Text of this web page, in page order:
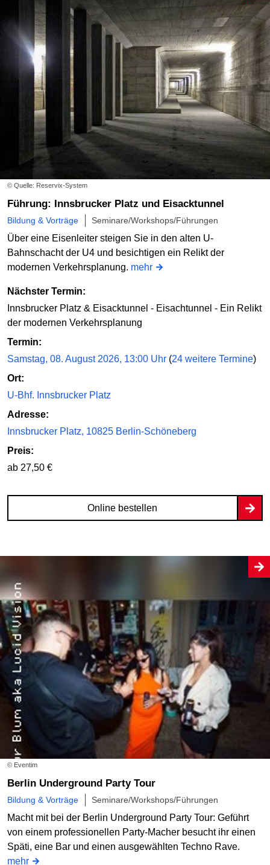
© Quelle: Reservix-System
Führung: Innsbrucker Platz und Eisacktunnel
Bildung & Vorträge Seminare/Workshops/Führungen
Über eine Eisenleiter steigen Sie in den alten U-
Bahnschacht der U4 und besichtigen ein Relikt der
modernen Verkehrsplanung. mehr
Nächster Termin:
Innsbrucker Platz & Eisacktunnel - Eisachtunnel - Ein Relikt
der modernen Verkehrsplanung
Termin:
Samstag, 08. August 2026, 13:00 Uhr (24 weitere Termine)
Ort:
U-Bhf. Innsbrucker Platz
Adresse:
Innsbrucker Platz, 10825 Berlin-Schöneberg
Preis:
ab 27,50 €
Online bestellen
© Eventim
Berlin Underground Party Tour
Bildung & Vorträge Seminare/Workshops/Führungen
Macht mit bei der Berlin Underground Party Tour: Geführt
von einem professionellen Party-Macher besucht ihr einen
Späti, eine Bar und einen ausgewählten Techno Rave.
mehr